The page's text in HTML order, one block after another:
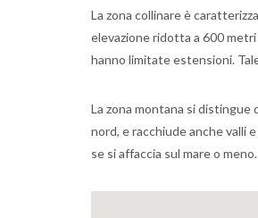
La zona collinare è
elevazione ridotta a 600
hanno limitate estensioni.
La zona montana si distingue
nord, e racchiude anche valli
se si affaccia sul mare o meno.